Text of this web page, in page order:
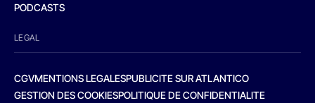
PODCASTS
LEGAL
CGVMENTIONS LEGALESPUBLICITE SUR ATLANTICO
GESTION DES COOKIESPOLITIQUE DE CONFIDENTIALITE